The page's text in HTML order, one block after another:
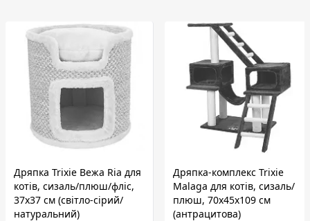
Дряпка Trixie Вежа Ria для
котів, сизаль/плюш/фліс,
37х37 см (світло-сірий/
натуральний)
Дряпка-комплекс Trixie
Malaga для котів, сизаль/
плюш, 70х45х109 см
(антрацитова)